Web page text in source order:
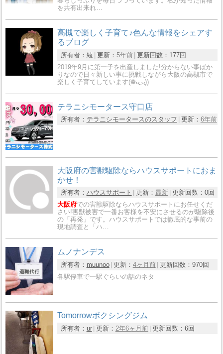
を共有出来れ…
高槻で楽しく子育て♪色んな情報をシェアす
るブログ
所有者： 綾 更新： 5年前 更新回数： 177回
2019年9月に第一子を出産しました!分からない事ばか
りなので日々新しい事に挑戦しながら大阪の高槻市で
楽しく子育てしています(❁ᴗ͈ˬᴗ͈))
テラニシモータース守口店
所有者： テラニシモータースのスタッフ 更新： 6年前
大阪府の害獣駆除ならハウスサポートにおま
かせ！
所有者： ハウスサポート 更新： 最新 更新回数： 0回
大阪府での害獣駆除ならハウスサポートにお任せくだ
さい!害獣被害で一番お客様を不安にさせるのが駆除後
の「再発」です。ハウスサポートでは徹底的な事前の
現地調査と「ハ…
ムノナンデス
所有者： muunoo 更新： 4ヶ月前 更新回数： 970回
各駅停車で一駅ぐらいの話のネタ
Tomorrowボクシングジム
所有者： ur 更新： 2年6ヶ月前 更新回数： 6回